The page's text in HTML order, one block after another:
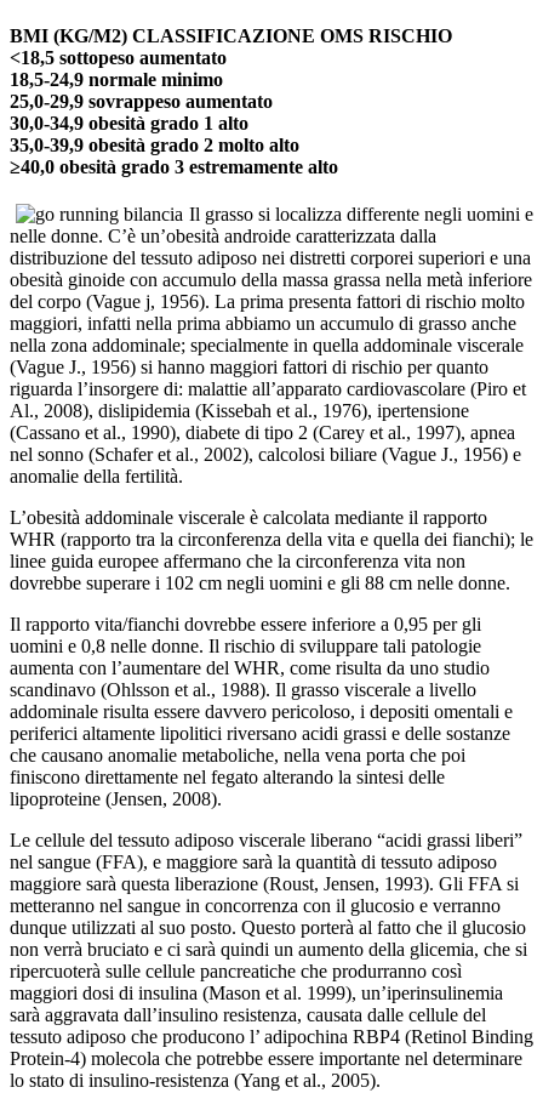
BMI (KG/M2) CLASSIFICAZIONE OMS RISCHIO
<18,5 sottopeso aumentato
18,5-24,9 normale minimo
25,0-29,9 sovrappeso aumentato
30,0-34,9 obesità grado 1 alto
35,0-39,9 obesità grado 2 molto alto
≥40,0 obesità grado 3 estremamente alto
Il grasso si localizza differente negli uomini e
nelle donne. C’è un’obesità androide caratterizzata dalla
distribuzione del tessuto adiposo nei distretti corporei superiori e una
obesità ginoide con accumulo della massa grassa nella metà inferiore
del corpo (Vague j, 1956). La prima presenta fattori di rischio molto
maggiori, infatti nella prima abbiamo un accumulo di grasso anche
nella zona addominale; specialmente in quella addominale viscerale
(Vague J., 1956) si hanno maggiori fattori di rischio per quanto
riguarda l’insorgere di: malattie all’apparato cardiovascolare (Piro et
Al., 2008), dislipidemia (Kissebah et al., 1976), ipertensione
(Cassano et al., 1990), diabete di tipo 2 (Carey et al., 1997), apnea
nel sonno (Schafer et al., 2002), calcolosi biliare (Vague J., 1956) e
anomalie della fertilità.
L’obesità addominale viscerale è calcolata mediante il rapporto
WHR (rapporto tra la circonferenza della vita e quella dei fianchi); le
linee guida europee affermano che la circonferenza vita non
dovrebbe superare i 102 cm negli uomini e gli 88 cm nelle donne.
Il rapporto vita/fianchi dovrebbe essere inferiore a 0,95 per gli
uomini e 0,8 nelle donne. Il rischio di sviluppare tali patologie
aumenta con l’aumentare del WHR, come risulta da uno studio
scandinavo (Ohlsson et al., 1988). Il grasso viscerale a livello
addominale risulta essere davvero pericoloso, i depositi omentali e
periferici altamente lipolitici riversano acidi grassi e delle sostanze
che causano anomalie metaboliche, nella vena porta che poi
finiscono direttamente nel fegato alterando la sintesi delle
lipoproteine (Jensen, 2008).
Le cellule del tessuto adiposo viscerale liberano “acidi grassi liberi”
nel sangue (FFA), e maggiore sarà la quantità di tessuto adiposo
maggiore sarà questa liberazione (Roust, Jensen, 1993). Gli FFA si
metteranno nel sangue in concorrenza con il glucosio e verranno
dunque utilizzati al suo posto. Questo porterà al fatto che il glucosio
non verrà bruciato e ci sarà quindi un aumento della glicemia, che si
ripercuoterà sulle cellule pancreatiche che produrranno così
maggiori dosi di insulina (Mason et al. 1999), un’iperinsulinemia
sarà aggravata dall’insulino resistenza, causata dalle cellule del
tessuto adiposo che producono l’ adipochina RBP4 (Retinol Binding
Protein-4) molecola che potrebbe essere importante nel determinare
lo stato di insulino-resistenza (Yang et al., 2005).